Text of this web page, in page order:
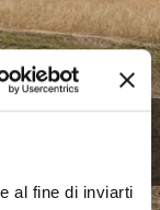
al fine di inviarti